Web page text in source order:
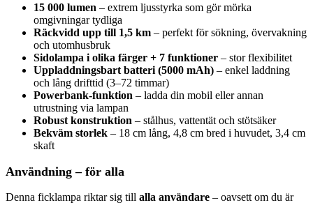
15 000 lumen – extrem ljusstyrka som gör mörka
omgivningar tydliga
Räckvidd upp till 1,5 km – perfekt för sökning, övervakning
och utomhusbruk
Sidolampa i olika färger + 7 funktioner – stor flexibilitet
Uppladdningsbart batteri (5000 mAh) – enkel laddning
och lång drifttid (3–72 timmar)
Powerbank-funktion – ladda din mobil eller annan
utrustning via lampan
Robust konstruktion – stålhus, vattentät och stötsäker
Bekväm storlek – 18 cm lång, 4,8 cm bred i huvudet, 3,4 cm
skaft
Användning – för alla
Denna ficklampa riktar sig till alla användare – oavsett om du är